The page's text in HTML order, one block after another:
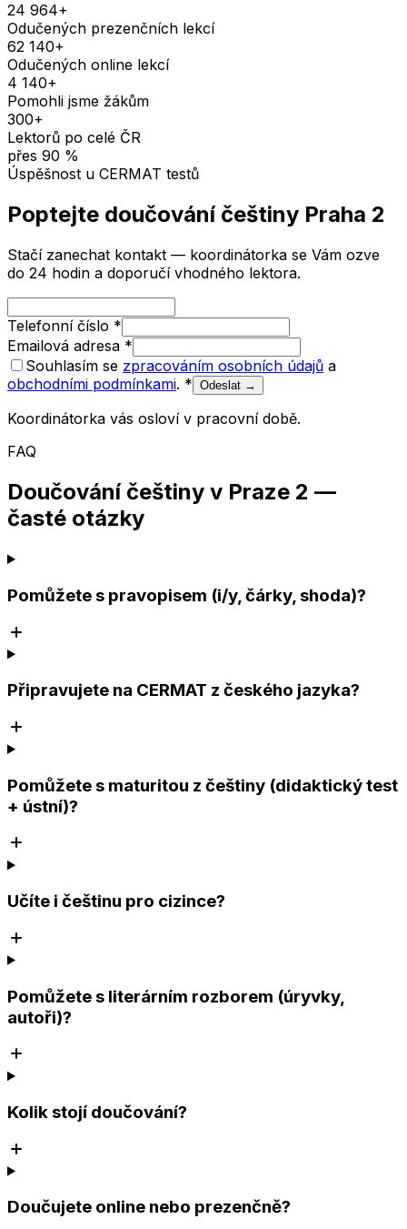
24 964+
Odučených prezenčních lekcí
62 140+
Odučených online lekcí
4 140+
Pomohli jsme žákům
300+
Lektorů po celé ČR
přes 90 %
Úspěšnost u CERMAT testů
Poptejte doučování češtiny Praha 2
Stačí zanechat kontakt — koordinátorka se Vám ozve
do 24 hodin a doporučí vhodného lektora.
Telefonní číslo *
Emailová adresa *
Souhlasím se zpracováním osobních údajů a
obchodními podmínkami. * Odeslat →
Koordinátorka vás osloví v pracovní době.
FAQ
Doučování češtiny v Praze 2 —
časté otázky
Pomůžete s pravopisem (i/y, čárky, shoda)?
Připravujete na CERMAT z českého jazyka?
Pomůžete s maturitou z češtiny (didaktický test
+ ústní)?
Učíte i češtinu pro cizince?
Pomůžete s literárním rozborem (úryvky,
autoři)?
Kolik stojí doučování?
Doučujete online nebo prezenčně?